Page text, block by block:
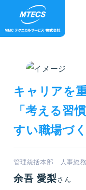
キャリアを
「考える習
すい職場づ
管理統括本部 人事総
余吾 愛梨さん